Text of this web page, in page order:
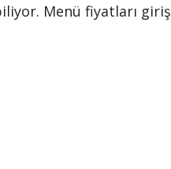
Menü fiyatları giriş